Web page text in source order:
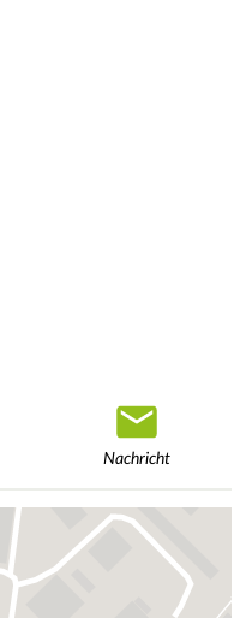
Nachricht